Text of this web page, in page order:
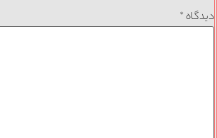
دیدگاه *